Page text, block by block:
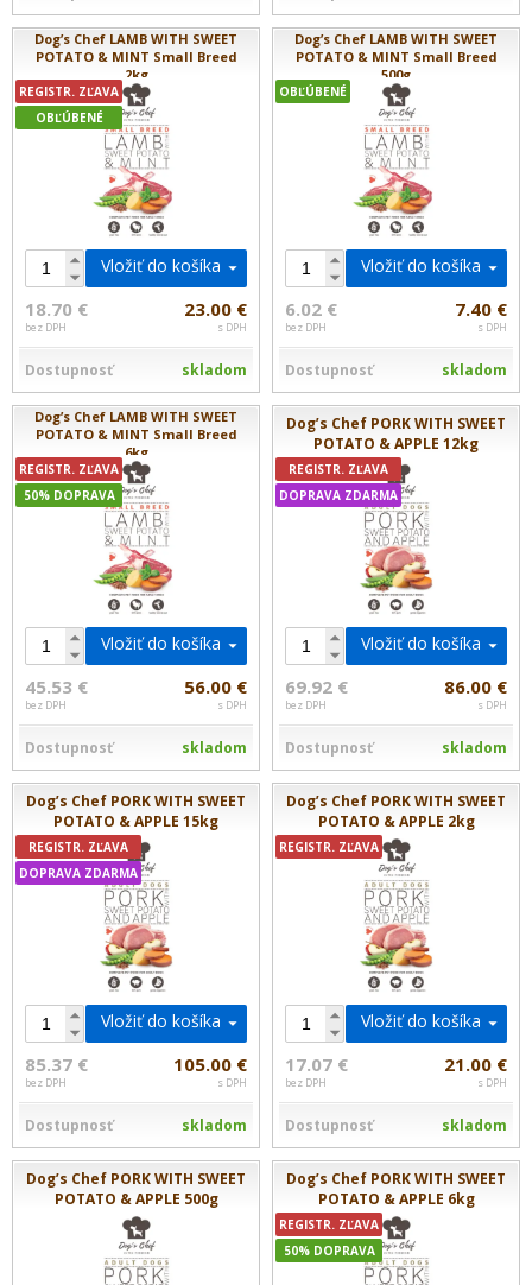
Dog’s Chef LAMB WITH SWEET
POTATO & MINT Small Breed
2kg
REGISTR. ZĽAVA
OBĽÚBENÉ
Vložiť do košíka
18.70 €
bez DPH
23.00 €
s DPH
Dostupnosť skladom
Dog’s Chef LAMB WITH SWEET
POTATO & MINT Small Breed
500g
OBĽÚBENÉ
Vložiť do košíka
6.02 €
bez DPH
7.40 €
s DPH
Dostupnosť skladom
Dog’s Chef LAMB WITH SWEET
POTATO & MINT Small Breed
6kg
REGISTR. ZĽAVA
50% DOPRAVA
Vložiť do košíka
45.53 €
bez DPH
56.00 €
s DPH
Dostupnosť skladom
Dog’s Chef PORK WITH SWEET
POTATO & APPLE 12kg
REGISTR. ZĽAVA
DOPRAVA ZDARMA
Vložiť do košíka
69.92 €
bez DPH
86.00 €
s DPH
Dostupnosť skladom
Dog’s Chef PORK WITH SWEET
POTATO & APPLE 15kg
REGISTR. ZĽAVA
DOPRAVA ZDARMA
Vložiť do košíka
85.37 €
bez DPH
105.00 €
s DPH
Dostupnosť skladom
Dog’s Chef PORK WITH SWEET
POTATO & APPLE 2kg
REGISTR. ZĽAVA
Vložiť do košíka
17.07 €
bez DPH
21.00 €
s DPH
Dostupnosť skladom
Dog’s Chef PORK WITH SWEET
POTATO & APPLE 500g
Dog’s Chef PORK WITH SWEET
POTATO & APPLE 6kg
REGISTR. ZĽAVA
50% DOPRAVA